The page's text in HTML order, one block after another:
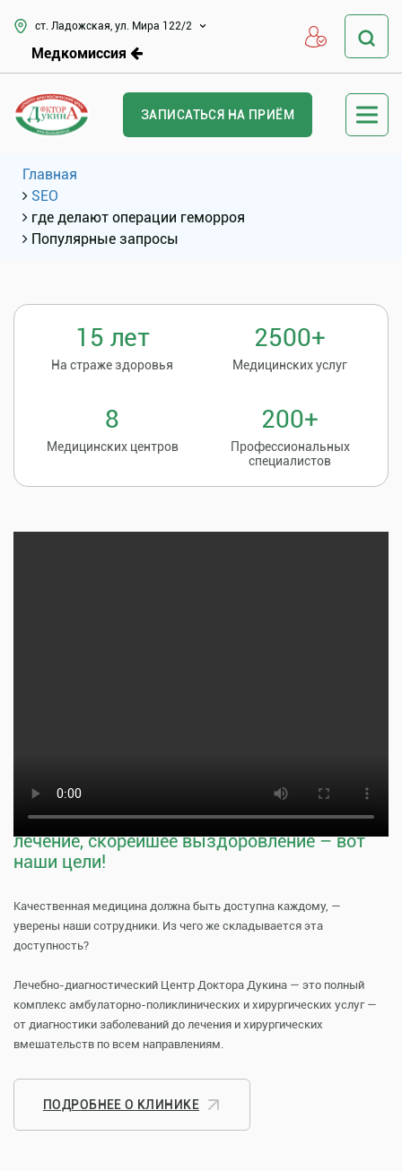
ст. Ладожская, ул. Мира 122/2
Медкомиссия
ЗАПИСАТЬСЯ НА ПРИЁМ
Главная
SEO
где делают операции геморроя
Популярные запросы
15 лет
На страже здоровья
2500+
Медицинских услуг
8
Медицинских центров
200+
Профессиональных
специалистов
Тщательная профилактика, качественное
лечение, скорейшее выздоровление – вот
наши цели!
Качественная медицина должна быть доступна каждому, —
уверены наши сотрудники. Из чего же складывается эта
доступность?
Лечебно-диагностический Центр Доктора Дукина — это полный
комплекс амбулаторно-поликлинических и хирургических услуг —
от диагностики заболеваний до лечения и хирургических
вмешательств по всем направлениям.
ПОДРОБНЕЕ О КЛИНИКЕ